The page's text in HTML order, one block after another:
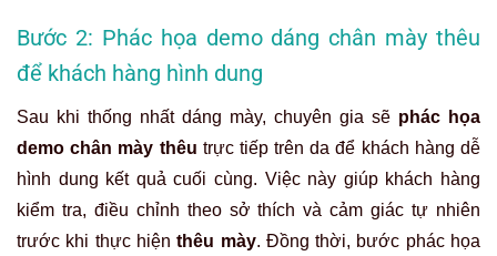
Bước 2: Phác họa demo dáng chân mày thêu
để khách hàng hình dung
Sau khi thống nhất dáng mày, chuyên gia sẽ phác họa
demo chân mày thêu trực tiếp trên da để khách hàng dễ
hình dung kết quả cuối cùng. Việc này giúp khách hàng
kiểm tra, điều chỉnh theo sở thích và cảm giác tự nhiên
trước khi thực hiệnthêu mày. Đồng thời, bước phác họa